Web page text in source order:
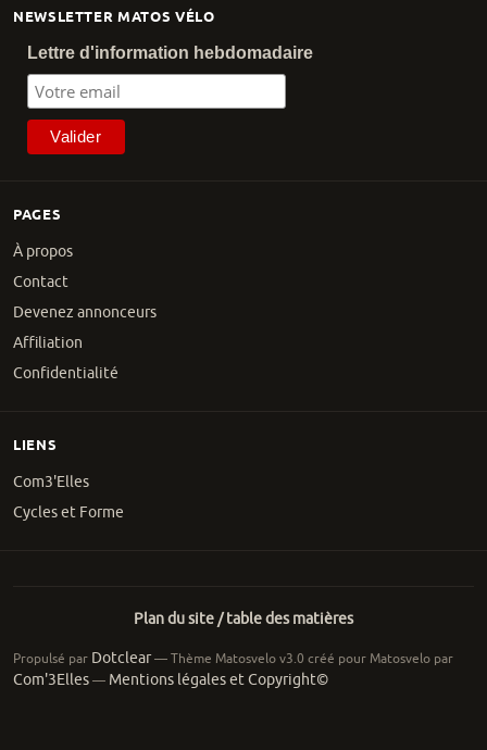
PAGES
À propos
Contact
Devenez annonceurs
Affiliation
Confidentialité
NEWSLETTER MATOS VÉLO
Lettre d'information hebdomadaire
LIENS
Com3'Elles
Cycles et Forme
Plan du site / table des matières
Propulsé par Dotclear— Thème Matosvelo v3.0 créé pour Matosvelo par
Com'3Elles— Mentions légales et Copyright©